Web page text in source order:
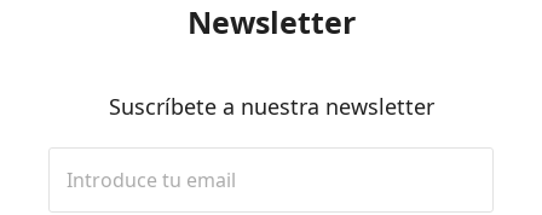
Newsletter
Suscríbete a nuestra newsletter